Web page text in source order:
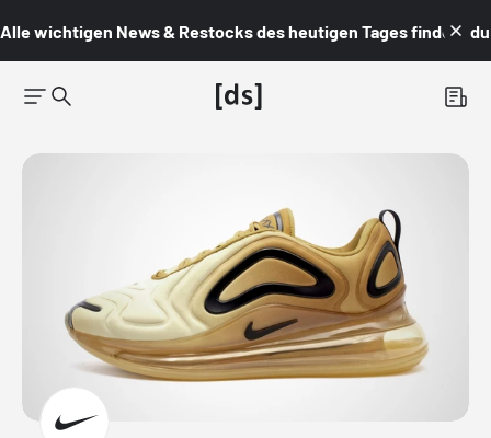
Alle wichtigen News & Restocks des heutigen Tages findest du